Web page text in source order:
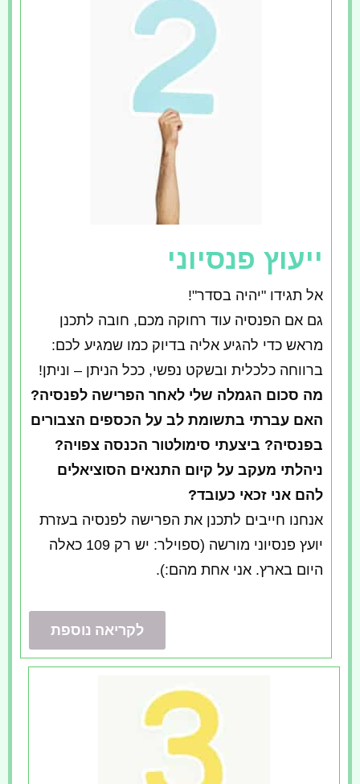
ייעוץ פנסיוני
אל תגידו "יהיה בסדר"!
גם אם הפנסיה עוד רחוקה מכם, חובה לתכנן
מראש כדי להגיע אליה בדיוק כמו שמגיע לכם:
ברווחה כלכלית ובשקט נפשי, ככל הניתן – וניתן!
מה סכום הגמלה שלי לאחר הפרישה לפנסיה?
האם עברתי בתשומת לב על הכספים הצבורים
בפנסיה? ביצעתי סימולטור הכנסה צפויה?
ניהלתי מעקב על קיום התנאים הסוציאלים
להם אני זכאי כעובד?
אנחנו חייבים לתכנן את הפרישה לפנסיה בעזרת
יועץ פנסיוני מורשה (ספוילר: יש רק 109 כאלה
היום בארץ. אני אחת מהם:).
לקריאה נוספת